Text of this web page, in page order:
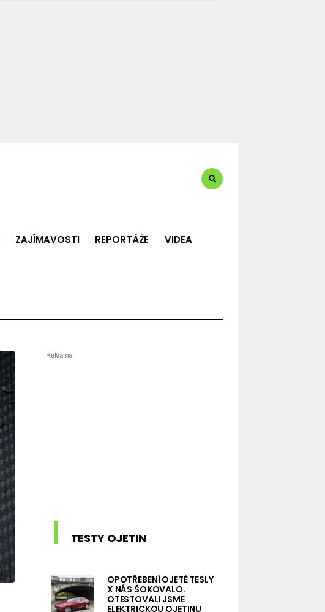
ZAJÍMAVOSTI REPORTÁŽE VIDEA
TESTY OJETIN
OPOTŘEBENÍ OJETÉ TESLY
X NÁS ŠOKOVALO.
OTESTOVALI JSME
ELEKTRICKOU OJETINU